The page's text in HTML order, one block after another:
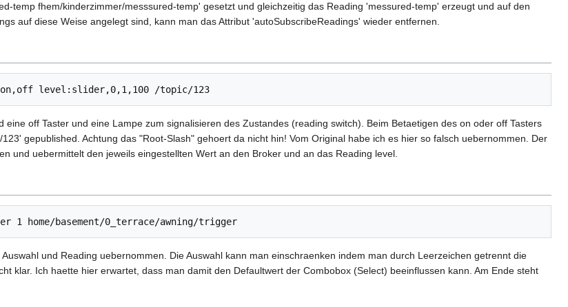
temp fhem/kinderzimmer/messsured-temp' gesetzt und gleichzeitig das Reading 'messured-temp' erzeugt und auf den
auf diese Weise angelegt sind, kann man das Attribut 'autoSubscribeReadings' wieder entfernen.
eine off Taster und eine Lampe zum signalisieren des Zustandes (reading switch). Beim Betaetigen des on oder off Tasters
gepublished. Achtung das "Root-Slash" gehoert da nicht hin! Vom Original habe ich es hier so falsch uebernommen. Der
und uebermittelt den jeweils eingestellten Wert an den Broker und an das Reading level.
und Reading uebernommen. Die Auswahl kann man einschraenken indem man durch Leerzeichen getrennt die
klar. Ich haette hier erwartet, dass man damit den Defaultwert der Combobox (Select) beeinflussen kann. Am Ende steht